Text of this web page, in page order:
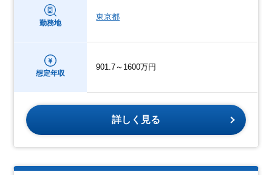
勤務地
東京都
想定年収
901.7～1600万円
詳しく見る